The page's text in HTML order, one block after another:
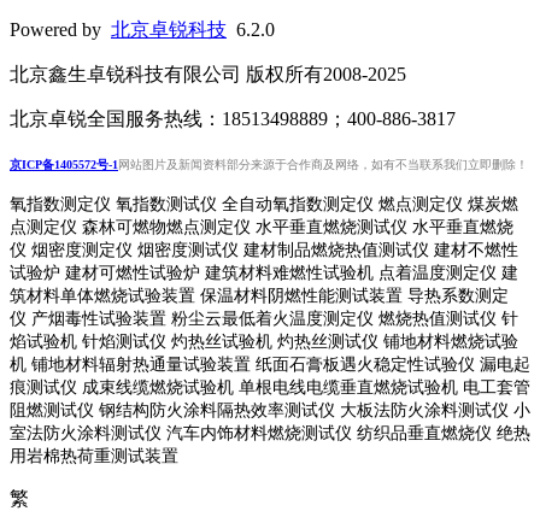
Powered by 北京卓锐科技 6.2.0
北京鑫生卓锐科技有限公司 版权所有2008-2025
北京卓锐全国服务热线：18513498889；400-886-3817
京ICP备1405572号-1网站图片及新闻资料部分来源于合作商及网络，如有不当联系我们立即删除！
氧指数测定仪 氧指数测试仪 全自动氧指数测定仪 燃点测定仪 煤炭燃
点测定仪 森林可燃物燃点测定仪 水平垂直燃烧测试仪 水平垂直燃烧
仪 烟密度测定仪 烟密度测试仪 建材制品燃烧热值测试仪 建材不燃性
试验炉 建材可燃性试验炉 建筑材料难燃性试验机 点着温度测定仪 建
筑材料单体燃烧试验装置 保温材料阴燃性能测试装置 导热系数测定
仪 产烟毒性试验装置 粉尘云最低着火温度测定仪 燃烧热值测试仪 针
焰试验机 针焰测试仪 灼热丝试验机 灼热丝测试仪 铺地材料燃烧试验
机 铺地材料辐射热通量试验装置 纸面石膏板遇火稳定性试验仪 漏电起
痕测试仪 成束线缆燃烧试验机 单根电线电缆垂直燃烧试验机 电工套管
阻燃测试仪 钢结构防火涂料隔热效率测试仪 大板法防火涂料测试仪 小
室法防火涂料测试仪 汽车内饰材料燃烧测试仪 纺织品垂直燃烧仪 绝热
用岩棉热荷重测 试装置
繁